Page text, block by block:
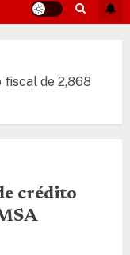
de 2,868
crédito